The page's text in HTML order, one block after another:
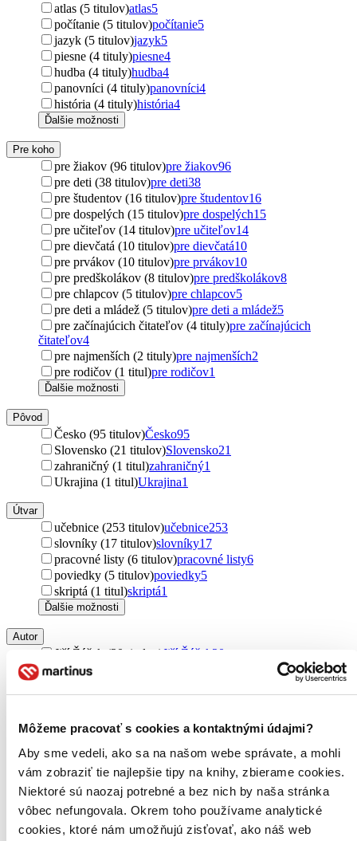
Môžeme pracovať s cookies a kontaktnými údajmi?
Aby sme vedeli, ako sa na našom webe správate, a mohli
vám zobraziť tie najlepšie tipy na knihy, zbierame cookies.
Niektoré sú naozaj potrebné a bez nich by naša stránka
vôbec nefungovala. Okrem toho používame analytické
cookies, ktoré nám umožňujú zisťovať, ako náš web
atlas (5 titulov)atlas5
počítanie (5 titulov)počítanie5
jazyk (5 titulov)jazyk5
piesne (4 tituly)piesne4
hudba (4 tituly)hudba4
panovníci (4 tituly)panovníci4
história (4 tituly)história4
Ďalšie možnosti
Pre koho
pre žiakov (96 titulov)pre žiakov96
pre deti (38 titulov)pre deti38
pre študentov (16 titulov)pre študentov16
pre dospelých (15 titulov)pre dospelých15
pre učiteľov (14 titulov)pre učiteľov14
pre dievčatá (10 titulov)pre dievčatá10
pre prvákov (10 titulov)pre prvákov10
pre predškolákov (8 titulov)pre predškolákov8
pre chlapcov (5 titulov)pre chlapcov5
pre deti a mládež (5 titulov)pre deti a mládež5
pre začínajúcich čitateľov (4 tituly)pre začínajúcich
čitateľov4
pre najmenších (2 tituly)pre najmenších2
pre rodičov (1 titul)pre rodičov1
Ďalšie možnosti
Pôvod
Česko (95 titulov)Česko95
Slovensko (21 titulov)Slovensko21
zahraničný (1 titul)zahraničný1
Ukrajina (1 titul)Ukrajina1
Útvar
učebnice (253 titulov)učebnice253
slovníky (17 titulov)slovníky17
pracovné listy (6 titulov)pracovné listy6
poviedky (5 titulov)poviedky5
skriptá (1 titul)skriptá1
Ďalšie možnosti
Autor
Jiří Žáček (20 titulov) Jiří Žáček 20
Paulína Feriancová (9 titulov)
Paulína Feriancová9
Mike Goldsmith (4 tituly) Mike Goldsmith 4
Mária Števková (4 tituly)Mária Števková4
Drahomíra Jucovičová (4 tituly)
Drahomíra Jucovičová
Jana Eislerová (4 tituly)Jana Eislerová4
Michaela Fišarová (4 tituly)Michaela Fišarová 4
Hana Staudková (4 tituly)Hana Staudková4
Zita Janáčková (4 tituly)Zita Janáčková4